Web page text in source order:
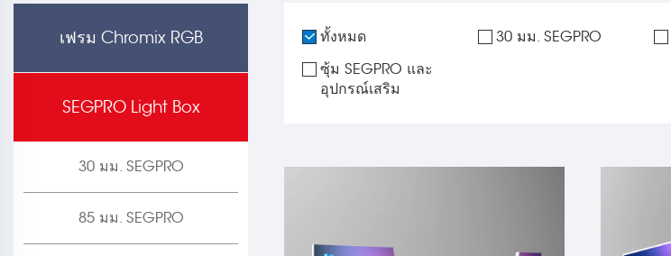
เฟรม Chromix RGB
SEGPRO Light Box
30 มม. SEGPRO
85 มม. SEGPRO
ทั้งหมด 30 มม. SEGPRO
ซุ้ม SEGPRO และ
อุปกรณ์เสริม